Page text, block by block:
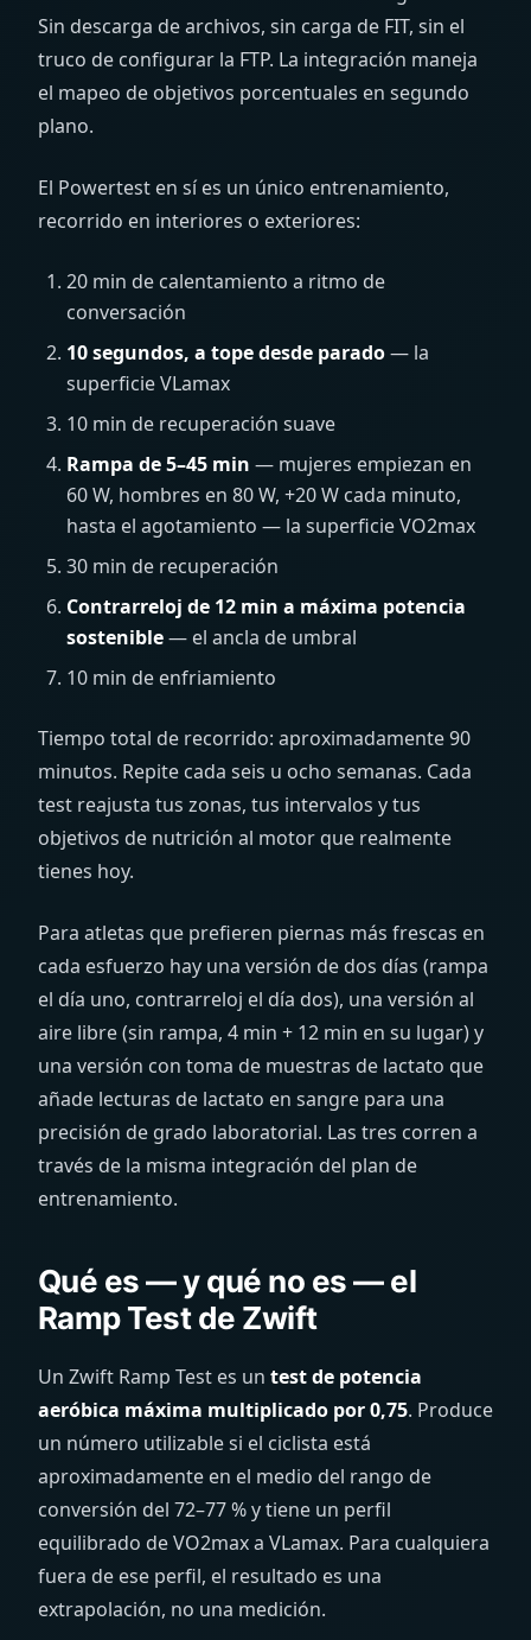
Sin descarga de archivos, sin carga de FIT, sin el
truco de configurar la FTP. La integración maneja
el mapeo de objetivos porcentuales en segundo
plano.
El Powertest en sí es un único entrenamiento,
recorrido en interiores o exteriores:
20 min de calentamiento a ritmo de
conversación
10 segundos, a tope desde parado— la
superficie VLamax
10 min de recuperación suave
Rampa de 5–45 min — mujeres empiezan en
60 W, hombres en 80 W, +20 W cada minuto,
hasta el agotamiento — la superficie VO2max
30 min de recuperación
Contrarreloj de 12 min a máxima potencia
sostenible— el ancla de umbral
10 min de enfriamiento
Tiempo total de recorrido: aproximadamente 90
minutos. Repite cada seis u ocho semanas. Cada
test reajusta tus zonas, tus intervalos y tus
objetivos de nutrición al motor que realmente
tienes hoy.
Para atletas que prefieren piernas más frescas en
cada esfuerzo hay una versión de dos días (rampa
el día uno, contrarreloj el día dos), una versión al
aire libre (sin rampa, 4 min + 12 min en su lugar) y
una versión con toma de muestras de lactato que
añade lecturas de lactato en sangre para una
precisión de grado laboratorial. Las tres corren a
través de la misma integración del plan de
entrenamiento.
Qué es — y qué no es — el
Ramp Test de Zwift
Un Zwift Ramp Test es un test de potencia
aeróbica máxima multiplicado por 0,75. Produce
un número utilizable si el ciclista está
aproximadamente en el medio del rango de
conversión del 72–77 % y tiene un perfil
equilibrado de VO2max a VLamax. Para cualquiera
fuera de ese perfil, el resultado es una
extrapolación, no una medición.